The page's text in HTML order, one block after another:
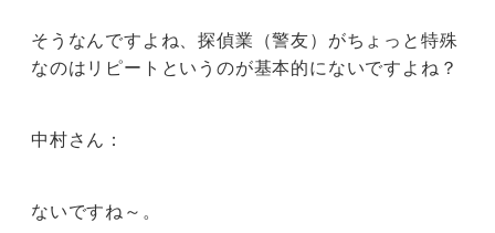
そうなんですよね、探偵業（警友）がちょっと特殊
なのはリピートというのが基本的にないですよね？
中村さん：
ないですね～。